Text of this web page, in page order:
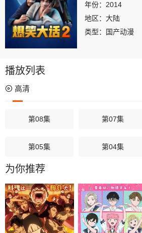
年份： 2014
地区： 大陆
类型：
国产动漫
播放列表
高清
第08集 第07集
第05集 第04集
第02集
为你推荐